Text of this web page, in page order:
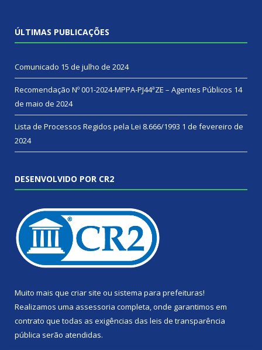
ÚLTIMAS PUBLICAÇÕES
Comunicado 15 de julho de 2024
Recomendação Nº 001-2024-MPPA-PJ44ªZE – Agentes Públicos 14
de maio de 2024
Lista de Processos Regidos pela Lei 8.666/1993 1 de fevereiro de
2024
DESENVOLVIDO POR CR2
Muito mais que criar site ou sistema para prefeituras!
Realizamos uma assessoria completa, onde garantimos em
contrato que todas as exigências das leis de transparência
pública serão atendidas.